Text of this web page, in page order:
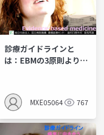
診療ガイドラインと
は：EBMの3原則より概
MXE05064 767